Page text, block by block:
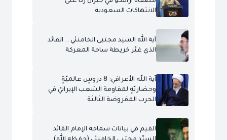
الانتهاكات السعودية
آية الله السيد مجتبى الخامنئي .. القائد
الذي غيّر خريطة ساحة المعركة
آية اللّه الأعرافي: 8 دروسٍ عالميّةٍ
وحضاريّةٍ لمقاومة الشعب الإيرانيّ في
الحرب المفروضة الثالثة
القيم في بيانات سماحة الإمام القائد